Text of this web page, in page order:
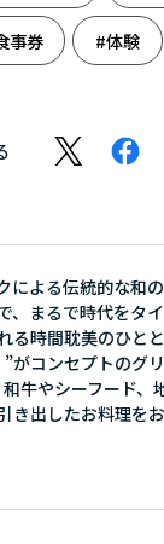
事券 #体験
による伝統的な和
、まるで時代をタ
る時間耽美のひと
がコンセプトのグ
和牛やシーフード
き出したお料理を